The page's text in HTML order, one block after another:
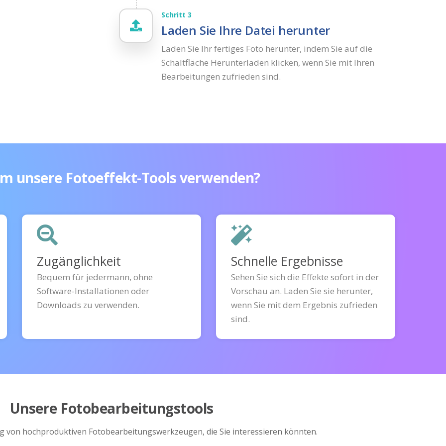
Schritt 3
Laden Sie Ihre Datei herunter
Laden Sie Ihr fertiges Foto herunter, indem Sie auf die
Schaltfläche Herunterladen klicken, wenn Sie mit Ihren
Bearbeitungen zufrieden sind.
unsere Fotoeffekt-Tools verwenden?
Zugänglichkeit
Bequem für jedermann, ohne
Software-Installationen oder
Downloads zu verwenden.
Schnelle Ergebnisse
Sehen Sie sich die Effekte sofort in der
Vorschau an. Laden Sie sie herunter,
wenn Sie mit dem Ergebnis zufrieden
sind.
Unsere Fotobearbeitungstools
von hochproduktiven Fotobearbeitungswerkzeugen, die Sie interessieren könnten.